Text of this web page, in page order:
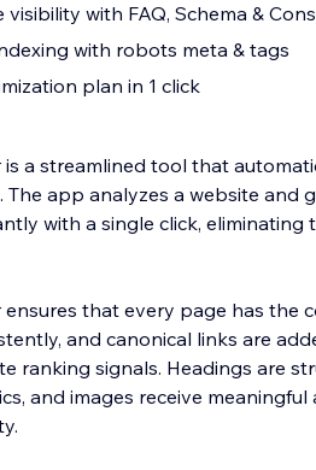
with FAQ, Schema &
with robots meta & tags
plan in 1 click
a streamlined tool that
The app analyzes a website
with a single click, eliminating
ensures that every page has the
and canonical links are
ranking signals. Headings are
and images receive